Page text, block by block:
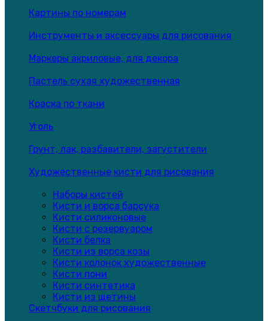
Картины по номерам
Инструменты и аксессуары для рисования
Маркеры акриловые, для декора
Пастель сухая художественная
Краска по ткани
Уголь
Грунт, лак, разбавители, загустители
Художественные кисти для рисования
Наборы кистей
Кисти и ворса барсука
Кисти силиконовые
Кисти с резервуаром
Кисти белка
Кисти из ворса козы
Кисти колонок художественные
Кисти пони
Кисти синтетика
Кисти из щетины
Скетчбуки для рисования